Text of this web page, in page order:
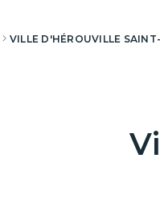
VILLE D'HÉROUVILLE